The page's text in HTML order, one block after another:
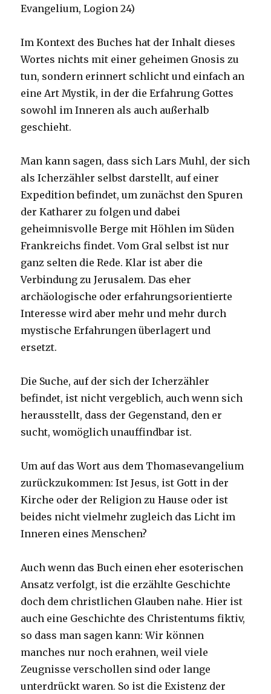
Evangelium, Logion 24)
Im Kontext des Buches hat der Inhalt dieses
Wortes nichts mit einer geheimen Gnosis zu
tun, sondern erinnert schlicht und einfach an
eine Art Mystik, in der die Erfahrung Gottes
sowohl im Inneren als auch außerhalb
geschieht.
Man kann sagen, dass sich Lars Muhl, der sich
als Icherzähler selbst darstellt, auf einer
Expedition befindet, um zunächst den Spuren
der Katharer zu folgen und dabei
geheimnisvolle Berge mit Höhlen im Süden
Frankreichs findet. Vom Gral selbst ist nur
ganz selten die Rede. Klar ist aber die
Verbindung zu Jerusalem. Das eher
archäologische oder erfahrungsorientierte
Interesse wird aber mehr und mehr durch
mystische Erfahrungen überlagert und
ersetzt.
Die Suche, auf der sich der Icherzähler
befindet, ist nicht vergeblich, auch wenn sich
herausstellt, dass der Gegenstand, den er
sucht, womöglich unauffindbar ist.
Um auf das Wort aus dem Thomasevangelium
zurückzukommen: Ist Jesus, ist Gott in der
Kirche oder der Religion zu Hause oder ist
beides nicht vielmehr zugleich das Licht im
Inneren eines Menschen?
Auch wenn das Buch einen eher esoterischen
Ansatz verfolgt, ist die erzählte Geschichte
doch dem christlichen Glauben nahe. Hier ist
auch eine Geschichte des Christentums fiktiv,
so dass man sagen kann: Wir können
manches nur noch erahnen, weil viele
Zeugnisse verschollen sind oder lange
unterdrückt waren. So ist die Existenz der